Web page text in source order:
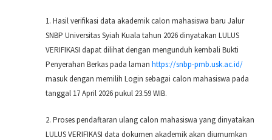
1. Hasil verifikasi data akademik calon mahasiswa baru Jalur
SNBP Universitas Syiah Kuala tahun 2026 dinyatakan LULUS
VERIFIKASI dapat dilihat dengan mengunduh kembali Bukti
Penyerahan Berkas pada laman https://snbp-pmb.usk.ac.id/
masuk dengan memilih Login sebagai calon mahasiswa pada
tanggal 17 April 2026 pukul 23.59 WIB.
2. Proses pendaftaran ulang calon mahasiswa yang dinyatakan
LULUS VERIFIKASI data dokumen akademik akan diumumkan